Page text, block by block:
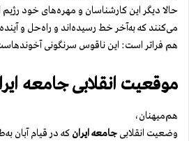
حالا دیگر این کارشناسان و مهره‌های خود
می‌کنند که به‌آخر خط رسیده‌اند و راه‌حل و
هم فراتر است: این ناقوس سرنگونی
موقعیت انقلابی جامعه
هم‌میهنان،
وضعیت انقلابی جامعه ایران که در قیام آبان